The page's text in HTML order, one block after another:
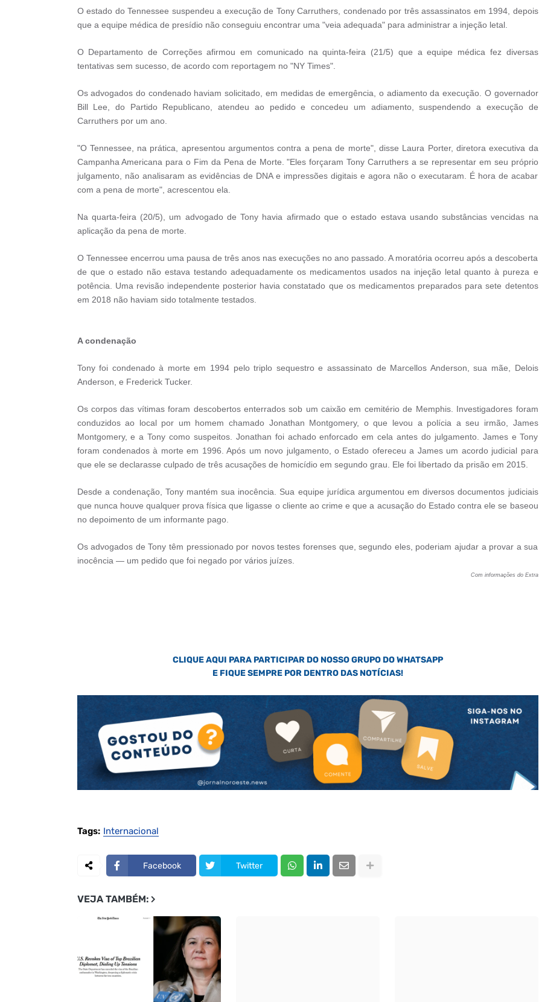
O estado do Tennessee suspendeu a execução de Tony Carruthers, condenado por três assassinatos em 1994, depois
que a equipe médica de presídio não conseguiu encontrar uma "veia adequada" para administrar a injeção letal.
O Departamento de Correções afirmou em comunicado na quinta-feira (21/5) que a equipe médica fez diversas
tentativas sem sucesso, de acordo com reportagem no "NY Times".
Os advogados do condenado haviam solicitado, em medidas de emergência, o adiamento da execução. O governador
Bill Lee, do Partido Republicano, atendeu ao pedido e concedeu um adiamento, suspendendo a execução de
Carruthers por um ano.
"O Tennessee, na prática, apresentou argumentos contra a pena de morte", disse Laura Porter, diretora executiva da
Campanha Americana para o Fim da Pena de Morte. "Eles forçaram Tony Carruthers a se representar em seu próprio
julgamento, não analisaram as evidências de DNA e impressões digitais e agora não o executaram. É hora de acabar
com a pena de morte", acrescentou ela.
Na quarta-feira (20/5), um advogado de Tony havia afirmado que o estado estava usando substâncias vencidas na
aplicação da pena de morte.
O Tennessee encerrou uma pausa de três anos nas execuções no ano passado. A moratória ocorreu após a descoberta
de que o estado não estava testando adequadamente os medicamentos usados ​​na injeção letal quanto à pureza e
potência. Uma revisão independente posterior havia constatado que os medicamentos preparados para sete detentos
em 2018 não haviam sido totalmente testados.
A condenação
Tony foi condenado à morte em 1994 pelo triplo sequestro e assassinato de Marcellos Anderson, sua mãe, Delois
Anderson, e Frederick Tucker.
Os corpos das vítimas foram descobertos enterrados sob um caixão em cemitério de Memphis. Investigadores foram
conduzidos ao local por um homem chamado Jonathan Montgomery, o que levou a polícia a seu irmão, James
Montgomery, e a Tony como suspeitos. Jonathan foi achado enforcado em cela antes do julgamento. James e Tony
foram condenados à morte em 1996. Após um novo julgamento, o Estado ofereceu a James um acordo judicial para
que ele se declarasse culpado de três acusações de homicídio em segundo grau. Ele foi libertado da prisão em 2015.
Desde a condenação, Tony mantém sua inocência. Sua equipe jurídica argumentou em diversos documentos judiciais
que nunca houve qualquer prova física que ligasse o cliente ao crime e que a acusação do Estado contra ele se baseou
no depoimento de um informante pago.
Os advogados de Tony têm pressionado por novos testes forenses que, segundo eles, poderiam ajudar a provar a sua
inocência — um pedido que foi negado por vários juízes.
Com informações do Extra
CLIQUE AQUI PARA PARTICIPAR DO NOSSO GRUPO DO WHATSAPP
E FIQUE SEMPRE POR DENTRO DAS NOTÍCIAS!
Tags: Internacional
Facebook Twitter
VEJA TAMBÉM: